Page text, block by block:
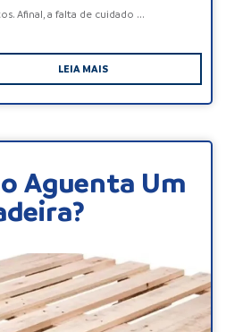
Afinal, a falta de cuidado ...
LEIA MAIS
Aguenta Um